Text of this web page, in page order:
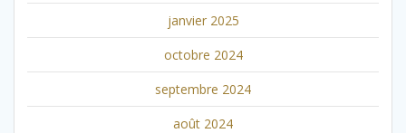
janvier 2025
octobre 2024
septembre 2024
août 2024